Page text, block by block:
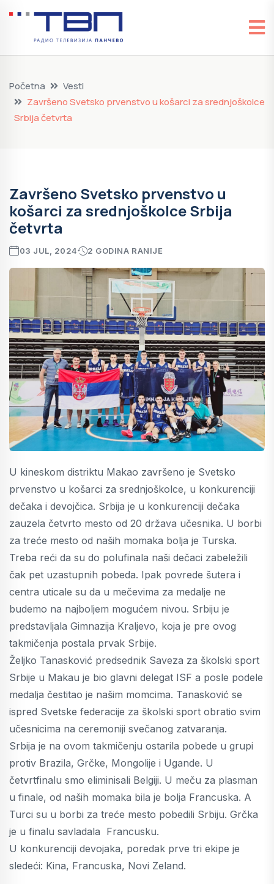
Početna
Vesti
Završeno Svetsko prvenstvo u košarci za srednjoškolce
Srbija četvrta
Završeno Svetsko prvenstvo u
košarci za srednjoškolce Srbija
četvrta
03 JUL, 2024 2 GODINA RANIJE
U kineskom distriktu Makao završeno je Svetsko
prvenstvo u košarci za srednjoškolce, u konkurenciji
dečaka i devojčica. Srbija je u konkurenciji dečaka
zauzela četvrto mesto od 20 država učesnika. U borbi
za treće mesto od naših momaka bolja je Turska.
Treba reći da su do polufinala naši dečaci zabeležili
čak pet uzastupnih pobeda. Ipak povrede šutera i
centra uticale su da u mečevima za medalje ne
budemo na najboljem mogućem nivou. Srbiju je
predstavljala Gimnazija Kraljevo, koja je pre ovog
takmičenja postala prvak Srbije.
Željko Tanasković predsednik Saveza za školski sport
Srbije u Makau je bio glavni delegat ISF a posle podele
medalja čestitao je našim momcima. Tanasković se
ispred Svetske federacije za školski sport obratio svim
učesnicima na ceremoniji svečanog zatvaranja.
Srbija je na ovom takmičenju ostarila pobede u grupi
protiv Brazila, Grčke, Mongolije i Ugande. U
četvrtfinalu smo eliminisali Belgiji. U meču za plasman
u finale, od naših momaka bila je bolja Francuska. A
Turci su u borbi za treće mesto pobedili Srbiju. Grčka
je u finalu savladala Francusku.
U konkurenciji devojaka, poredak prve tri ekipe je
sledeći: Kina, Francuska, Novi Zeland.